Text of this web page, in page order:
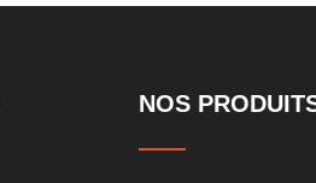
NOS